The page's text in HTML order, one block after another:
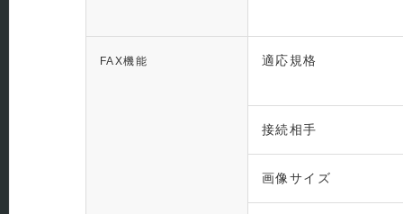
FAX機能 適応規格
接続相手
画像サイズ